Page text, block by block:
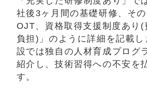
社後3ヶ月間の基礎研修、そ
OJT、資格取得支援制度あり(
負担)」のように詳細を記載し
設では独自の人材育成プログ
紹介し、技術習得への不安を
す。